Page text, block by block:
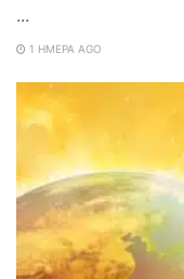
...
1 ΗΜΈΡΑ AGO